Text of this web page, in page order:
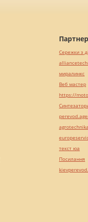
Сережки з
миралинкс
Веб мастер
https://
текст юа
Посилання